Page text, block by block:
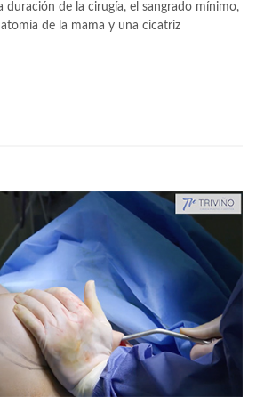
duración de la cirugía, el sangrado mínimo,
de la mama y una cicatriz